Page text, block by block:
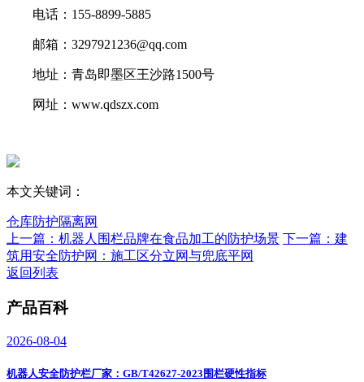
电话：155-8899-5885
邮箱：3297921236@qq.com
地址：青岛即墨区王沙路1500号
网址：www.qdszx.com
本文关键词：
仓库防护隔离网
上一篇：机器人围栏品牌在食品加工的防护场景 下一篇：建
筑用安全防护网：施工区分立网与兜底平网
返回列表
产品百科
2026-08-04
机器人安全防护栏厂家：GB/T42627-2023围栏硬性指标